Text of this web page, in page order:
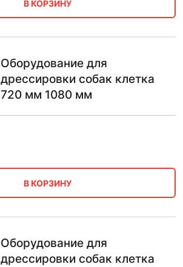
В КОРЗИНУ
Оборудование для
дрессировки собак клетка
720 мм 1080 мм
В КОРЗИНУ
Оборудование для
дрессировки собак клетка